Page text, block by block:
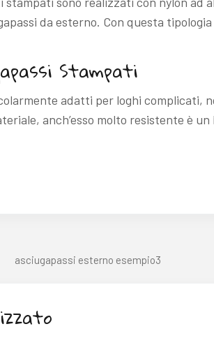
da esterno. Con questa
Stampati
adatti per loghi complicati,
anch’esso molto resistente è